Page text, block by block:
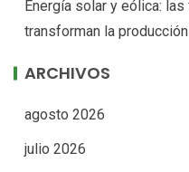
Energía solar y eólica:
transforman la
ARCHIVOS
agosto 2026
julio 2026